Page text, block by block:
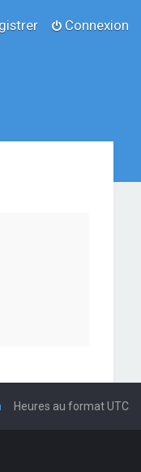
Connexion
Heures au formatUTC